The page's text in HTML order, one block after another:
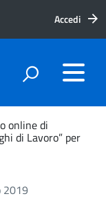
Accedi
online di
di Lavoro” per
2019